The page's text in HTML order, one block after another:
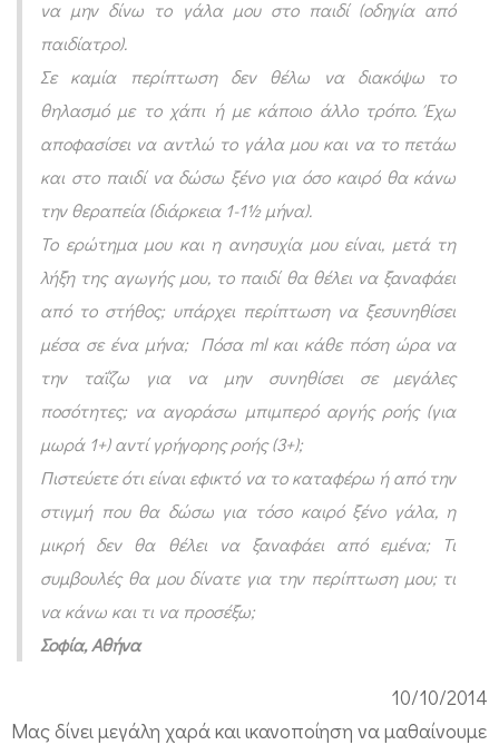
να μην δίνω το γάλα μου στο παιδί (οδηγία από
παιδίατρο).
Σε καμία περίπτωση δεν θέλω να διακόψω το
θηλασμό με το χάπι ή με κάποιο άλλο τρόπο. Έχω
αποφασίσει να αντλώ το γάλα μου και να το πετάω
και στο παιδί να δώσω ξένο για όσο καιρό θα κάνω
την θεραπεία (διάρκεια 1-1½ μήνα).
Το ερώτημα μου και η ανησυχία μου είναι, μετά τη
λήξη της αγωγής μου, το παιδί θα θέλει να ξαναφάει
από το στήθος; υπάρχει περίπτωση να ξεσυνηθίσει
μέσα σε ένα μήνα; Πόσα ml και κάθε πόση ώρα να
την ταΐζω για να μην συνηθίσει σε μεγάλες
ποσότητες; να αγοράσω μπιμπερό αργής ροής (για
μωρά 1+) αντί γρήγορης ροής (3+);
Πιστεύετε ότι είναι εφικτό να το καταφέρω ή από την
στιγμή που θα δώσω για τόσο καιρό ξένο γάλα, η
μικρή δεν θα θέλει να ξαναφάει από εμένα; Τι
συμβουλές θα μου δίνατε για την περίπτωση μου; τι
να κάνω και τι να προσέξω;
Σοφία, Αθήνα
10/10/2014
Μας δίνει μεγάλη χαρά και ικανοποίηση να μαθαίνουμε